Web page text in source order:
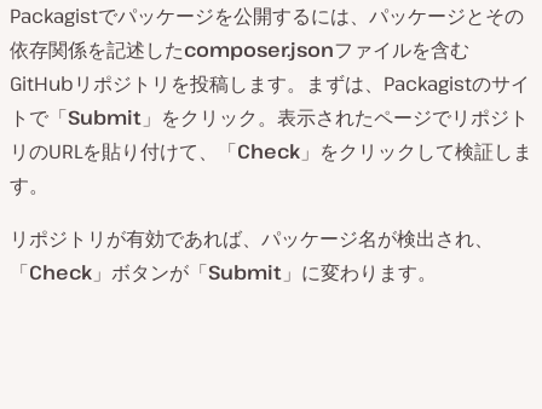
Packagistでパッケージを公開するには、パッケージとその
依存関係を記述したcomposer.jsonファイルを含む
GitHubリポジトリを投稿します。まずは、Packagistのサイ
トで「Submit 」をクリック。表示されたページでリポジト
リのURLを貼り付けて、「Check 」をクリックして検証しま
す。
リポジトリが有効であれば、パッケージ名が検出され、
「Check 」ボタンが「Submit 」に変わります。